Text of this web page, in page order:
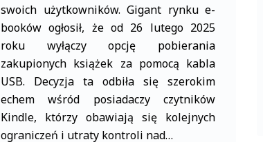
swoich użytkowników. Gigant rynku e-
booków ogłosił, że od 26 lutego 2025
roku wyłączy opcję pobierania
zakupionych książek za pomocą kabla
USB. Decyzja ta odbiła się szerokim
echem wśród posiadaczy czytników
Kindle, którzy obawiają się kolejnych
ograniczeń i utraty kontroli nad…